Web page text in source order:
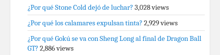
¿Por qué Stone Cold dejó de luchar? 3,028 views
¿Por qué los calamares expulsan tinta? 2,929 views
¿Por qué Gokú se va con Sheng Long al final de Dragon Ball
GT? 2,886 views